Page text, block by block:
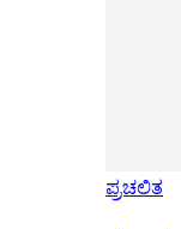
ಪ್ರಚಲಿತ